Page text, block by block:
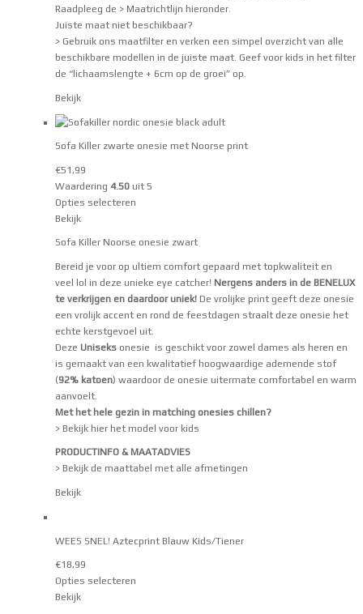
Raadpleeg de > Maatrichtlijn hieronder.
Juiste maat niet beschikbaar?
> Gebruik ons maatfilter en verken een simpel overzicht van alle
beschikbare modellen in de juiste maat. Geef voor kids in het filter
de “lichaamslengte + 6cm op de groei” op.
Bekijk
Sofa Killer zwarte onesie met Noorse print
€51,99
Waardering 4.50 uit 5
Opties selecteren
Bekijk
Sofa Killer Noorse onesie zwart
Bereid je voor op ultiem comfort gepaard met topkwaliteit en
veel lol in deze unieke eye catcher! Nergens anders in de BENELUX
te verkrijgen en daardoor uniek! De vrolijke print geeft deze onesie
een vrolijk accent en rond de feestdagen straalt deze onesie het
echte kerstgevoel uit.
Deze Uniseks onesie is geschikt voor zowel dames als heren en
is gemaakt van een kwalitatief hoogwaardige ademende stof
(92% katoen) waardoor de onesie uitermate comfortabel en warm
aanvoelt.
Met het hele gezin in matching onesies chillen?
> Bekijk hier het model voor kids
PRODUCTINFO & MAATADVIES
> Bekijk de maattabel met alle afmetingen
Bekijk
WEES SNEL! Aztecprint Blauw Kids/Tiener
€18,99
Opties selecteren
Bekijk